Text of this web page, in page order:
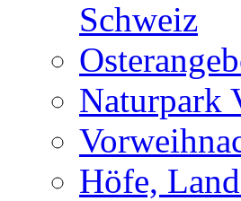
Schweiz
Naturpark
Höfe,